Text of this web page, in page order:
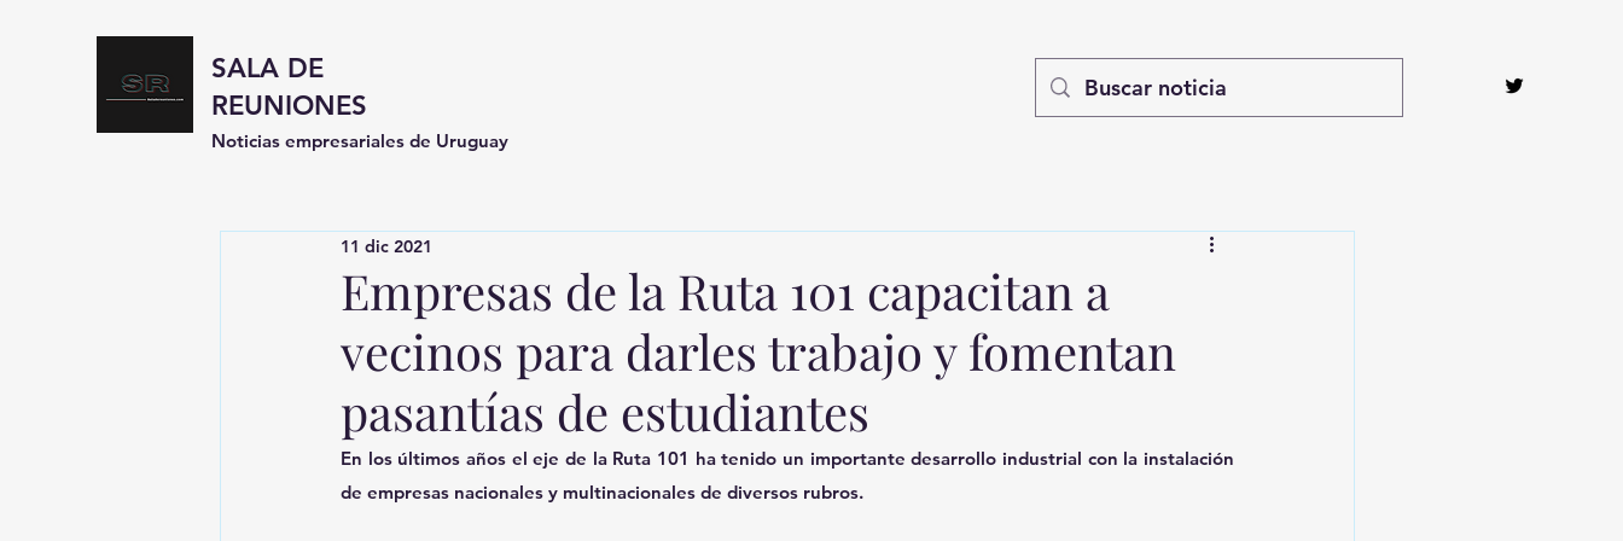
SALA DE
REUNIONES
Noticias empresariales de Uruguay
Empresas de la Ruta 101 capacitan a
vecinos para darles trabajo y fomentan
pasantías de estudiantes
11 dic 2021
En los últimos años el eje de la Ruta 101 ha tenido un importante desarrollo industrial con la instalación
de empresas nacionales y multinacionales de diversos rubros.